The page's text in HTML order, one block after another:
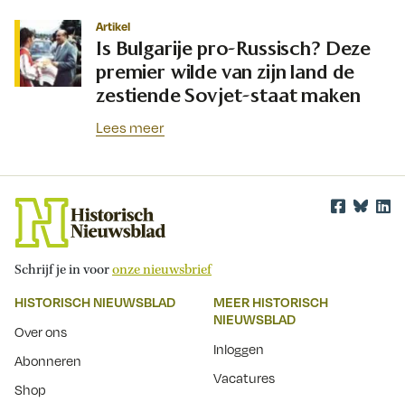
Artikel
Is Bulgarije pro-Russisch? Deze
premier wilde van zijn land de
zestiende Sovjet-staat maken
Lees meer
Schrijf je in vooronze nieuwsbrief
HISTORISCH NIEUWSBLAD
Over ons
Abonneren
Shop
MEER HISTORISCH
NIEUWSBLAD
Inloggen
Vacatures